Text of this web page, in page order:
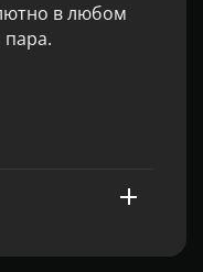
в любом
пара.